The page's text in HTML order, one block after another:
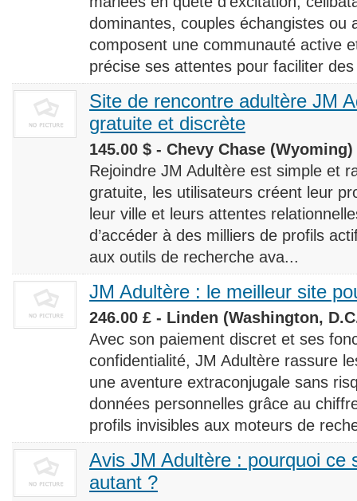
dominantes, couples échangistes ou
composent une communauté active
précise ses attentes pour faciliter
Site de rencontre adultère JM
gratuite et discrète
145.00 $ - Chevy Chase (Wyoming)
Rejoindre JM Adultère est simple et
gratuite, les utilisateurs créent leur
leur ville et leurs attentes
d’accéder à des milliers de profils
aux outils de recherche ava...
JM Adultère : le meilleur site
246.00 £ - Linden (Washington,
Avec son paiement discret et ses
confidentialité, JM Adultère rassure
une aventure extraconjugale sans
données personnelles grâce au
profils invisibles aux moteurs de
Avis JM Adultère : pourquoi ce
autant ?